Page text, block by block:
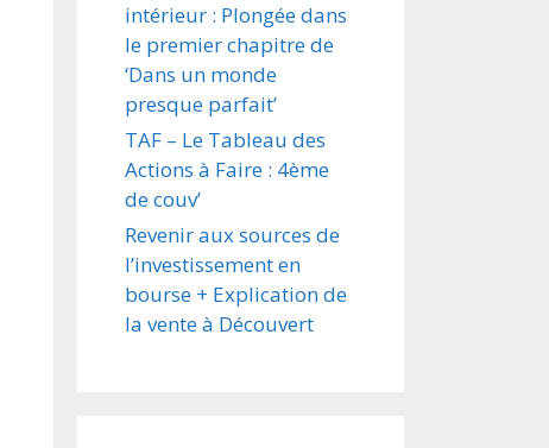
intérieur : Plongée dans
le premier chapitre de
‘Dans un monde
presque parfait’
TAF – Le Tableau des
Actions à Faire : 4ème
de couv’
Revenir aux sources de
l’investissement en
bourse + Explication de
la vente à Découvert